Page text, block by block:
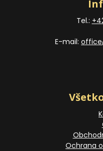
Tel.:
E-mail:
Ochrana